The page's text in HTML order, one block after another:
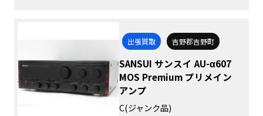
出張買取 吉野郡吉野町
SANSUI サンスイ AU-α607
MOS Premium プリメイン
アンプ
C(ジャンク品)